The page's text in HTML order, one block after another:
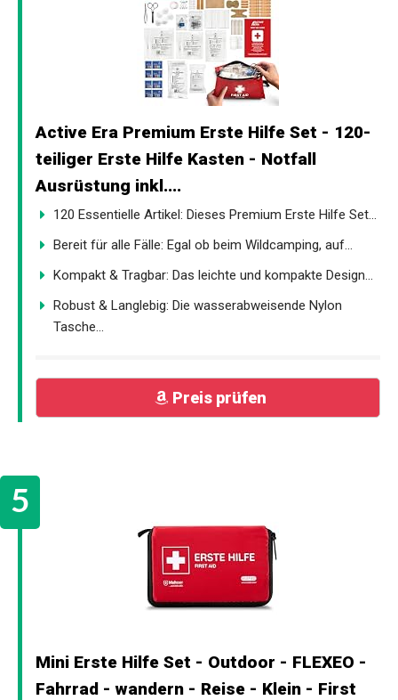
Active Era Premium Erste Hilfe Set - 120-
teiliger Erste Hilfe Kasten - Notfall
Ausrüstung inkl....
120 Essentielle Artikel: Dieses Premium Erste Hilfe Set...
Bereit für alle Fälle: Egal ob beim Wildcamping, auf...
Kompakt & Tragbar: Das leichte und kompakte Design...
Robust & Langlebig: Die wasserabweisende Nylon
Tasche...
Preis prüfen
Mini Erste Hilfe Set - Outdoor - FLEXEO -
Fahrrad - wandern - Reise - Klein - First